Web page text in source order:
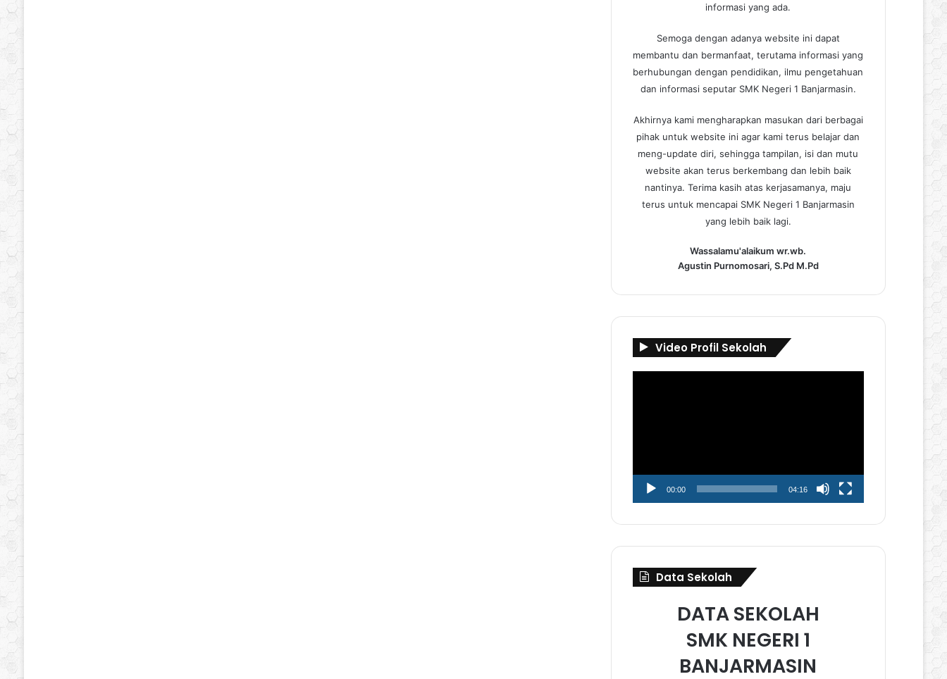
informasi yang ada.
Semoga dengan adanya website ini dapat
membantu dan bermanfaat, terutama informasi yang
berhubungan dengan pendidikan, ilmu pengetahuan
dan informasi seputar SMK Negeri 1 Banjarmasin.
Akhirnya kami mengharapkan masukan dari berbagai
pihak untuk website ini agar kami terus belajar dan
meng-update diri, sehingga tampilan, isi dan mutu
website akan terus berkembang dan lebih baik
nantinya. Terima kasih atas kerjasamanya, maju
terus untuk mencapai SMK Negeri 1 Banjarmasin
yang lebih baik lagi.
Wassalamu'alaikum wr.wb.
Agustin Purnomosari, S.Pd M.Pd
Video Profil Sekolah
00:00 04:16
Data Sekolah
DATA SEKOLAH
SMK NEGERI 1
BANJARMASIN